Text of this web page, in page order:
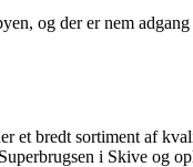
og der er nem
et bredt sortiment af
i Skive og